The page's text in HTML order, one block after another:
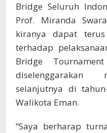
Bridge Seluruh
Prof. Miranda
kiranya dapat
terhadap
Bridge
diselenggarakan
selanjutnya di
Walikota Eman.
“Saya berharap